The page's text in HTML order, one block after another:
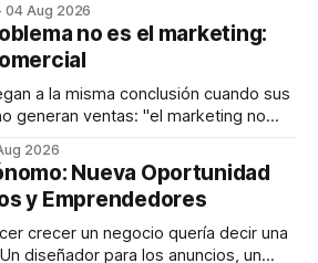
inteligencia artificial y monitoreo
a las personas a tomar mejores
metabólica. Su propuesta busca
04 Aug 2026
no es el marketing:
a la misma conclusión cuando sus
generan ventas: "el marketing no
estar en otro lugar. Durante
SER PRO, el especialista en
que
2026
Nueva Oportunidad
y Emprendedores
crecer un negocio quería decir una
diseñador para los anuncios, un